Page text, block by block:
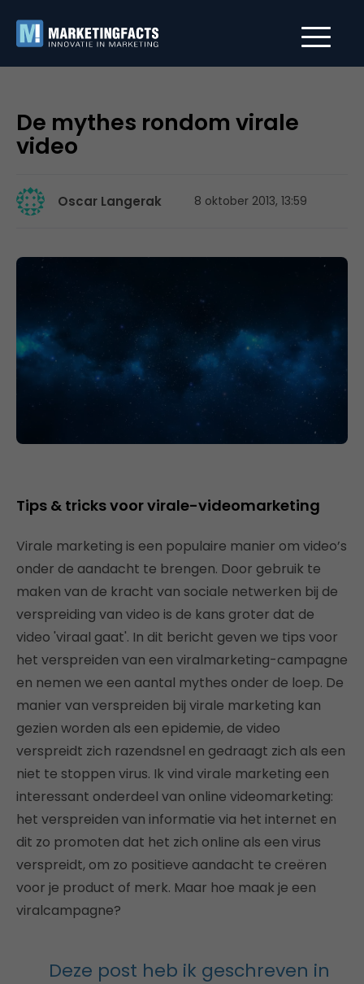
De mythes rondom virale
video
Oscar Langerak 8 oktober 2013, 13:59
Tips & tricks voor virale-videomarketing
Virale marketing is een populaire manier om video’s
onder de aandacht te brengen. Door gebruik te
maken van de kracht van sociale netwerken bij de
verspreiding van video is de kans groter dat de
video 'viraal gaat'. In dit bericht geven we tips voor
het verspreiden van een viralmarketing-campagne
en nemen we een aantal mythes onder de loep. De
manier van verspreiden bij virale marketing kan
gezien worden als een epidemie, de video
verspreidt zich razendsnel en gedraagt zich als een
niet te stoppen virus. Ik vind virale marketing een
interessant onderdeel van online videomarketing:
het verspreiden van informatie via het internet en
dit zo promoten dat het zich online als een virus
verspreidt, om zo positieve aandacht te creëren
voor je product of merk. Maar hoe maak je een
viralcampagne?
Deze post heb ik geschreven in